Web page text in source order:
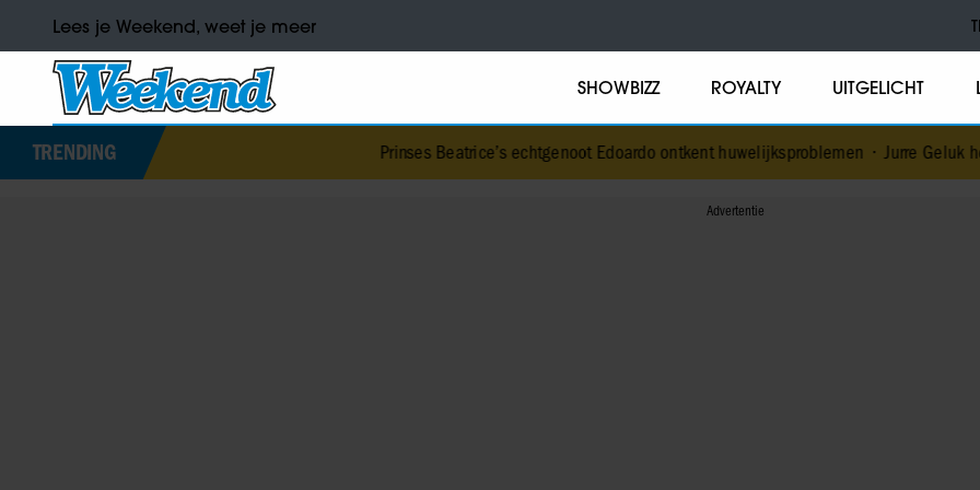
Lees je Weekend, weet je meer
SHOWBIZZ ROYALTY UITGELICHT
TRENDING Prinses Beatrice’s echtgenoot Edoardo ontkent huwelijksproblemen•Jurre Geluk